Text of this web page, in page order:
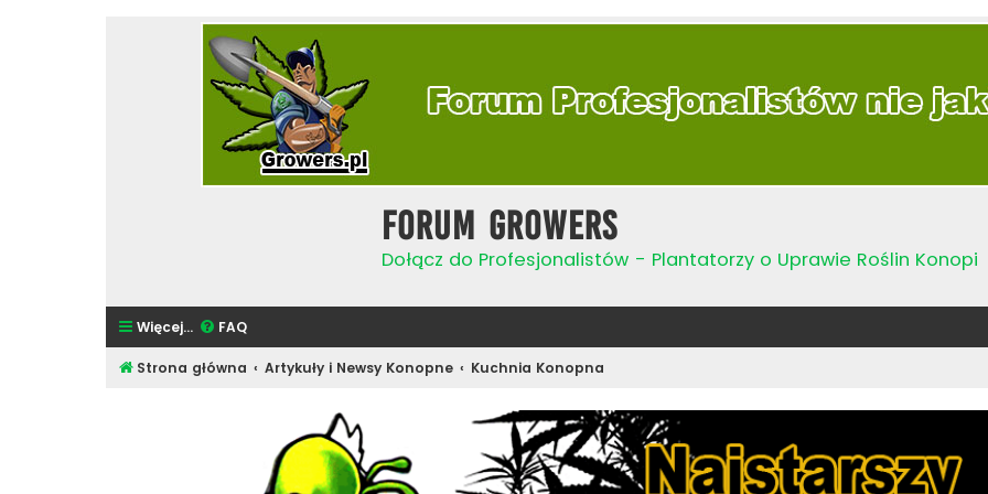
Forum Growers
Dołącz do Profesjonalistów - Plantatorzy o Uprawie Roślin Konopi
Więcej… FAQ
Strona główna Artykuły i Newsy Konopne Kuchnia Konopna